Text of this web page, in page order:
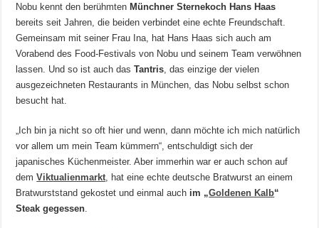
Nobu kennt den berühmtenMünchner Sternekoch Hans Haas
bereits seit Jahren, die beiden verbindet eine echte Freundschaft.
Gemeinsam mit seiner Frau Ina, hat Hans Haas sich auch am
Vorabend des Food-Festivals von Nobu und seinem Team verwöhnen
lassen. Und so ist auch dasTantris , das einzige der vielen
ausgezeichneten Restaurants in München, das Nobu selbst schon
besucht hat.
„Ich bin ja nicht so oft hier und wenn, dann möchte ich mich natürlich
vor allem um mein Team kümmern“, entschuldigt sich der
japanisches Küchenmeister. Aber immerhin war er auch schon auf
demViktualienmarkt , hat eine echte deutsche Bratwurst an einem
Bratwurststand gekostet und einmal auch im „Goldenen Kalb“
Steak gegessen